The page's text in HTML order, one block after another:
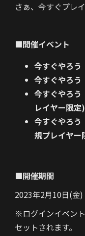
さぁ、今すぐプレ
■開催イベント
今すぐやろう
今すぐやろう
今すぐやろ
レイヤー限定)
今すぐやろ
規プレイヤー
■開催期間
2023年2月10日(金
※ログインイベン
セットされます。